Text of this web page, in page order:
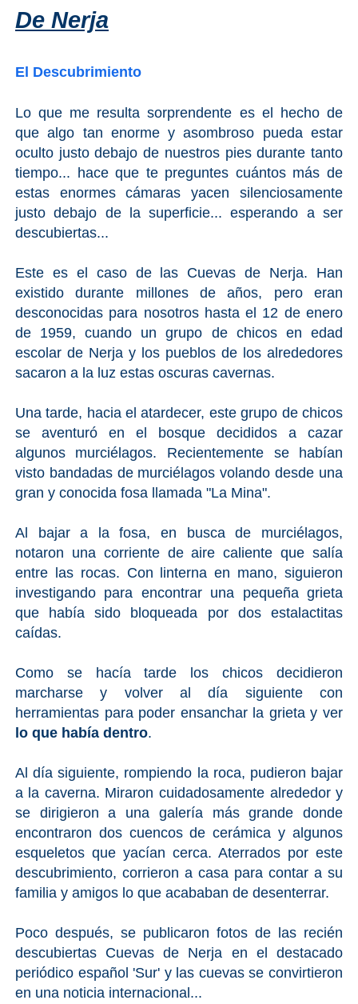
De Nerja
El Descubrimiento
Lo que me resulta sorprendente es el hecho de
que algo tan enorme y asombroso pueda estar
oculto justo debajo de nuestros pies durante tanto
tiempo... hace que te preguntes cuántos más de
estas enormes cámaras yacen silenciosamente
justo debajo de la superficie... esperando a ser
descubiertas...
Este es el caso de las Cuevas de Nerja. Han
existido durante millones de años, pero eran
desconocidas para nosotros hasta el 12 de enero
de 1959, cuando un grupo de chicos en edad
escolar de Nerja y los pueblos de los alrededores
sacaron a la luz estas oscuras cavernas.
Una tarde, hacia el atardecer, este grupo de chicos
se aventuró en el bosque decididos a cazar
algunos murciélagos. Recientemente se habían
visto bandadas de murciélagos volando desde una
gran y conocida fosa llamada "La Mina".
Al bajar a la fosa, en busca de murciélagos,
notaron una corriente de aire caliente que salía
entre las rocas. Con linterna en mano, siguieron
investigando para encontrar una pequeña grieta
que había sido bloqueada por dos estalactitas
caídas.
Como se hacía tarde los chicos decidieron
marcharse y volver al día siguiente con
herramientas para poder ensanchar la grieta y ver
lo que había dentro.
Al día siguiente, rompiendo la roca, pudieron bajar
a la caverna. Miraron cuidadosamente alrededor y
se dirigieron a una galería más grande donde
encontraron dos cuencos de cerámica y algunos
esqueletos que yacían cerca. Aterrados por este
descubrimiento, corrieron a casa para contar a su
familia y amigos lo que acababan de desenterrar.
Poco después, se publicaron fotos de las recién
descubiertas Cuevas de Nerja en el destacado
periódico español 'Sur' y las cuevas se convirtieron
en una noticia internacional...